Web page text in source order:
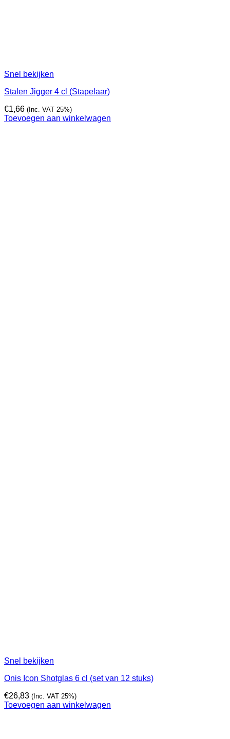
Snel bekijken
Stalen Jigger 4 cl (Stapelaar)
€1,66 (Inc. VAT 25%)
Toevoegen aan winkelwagen
Snel bekijken
Onis Icon Shotglas 6 cl (set van 12 stuks)
€26,83 (Inc. VAT 25%)
Toevoegen aan winkelwagen